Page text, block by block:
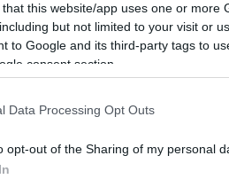
that this website/app uses one or more
but not limited to your visit or
to Google and its third-party tags to
consent section.
Data Processing Opt Outs
opt-out of the Sharing of my personal
SZEMBEN MELEGA
és azonnal
TERVEZETT